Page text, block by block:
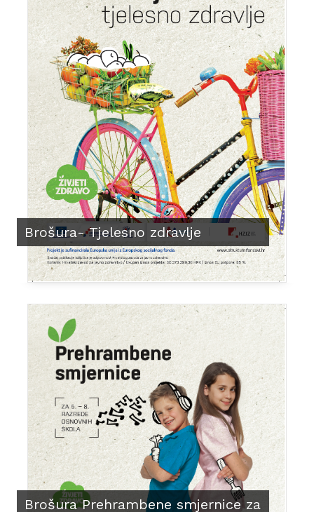
Brošura- Tjelesno zdravlje
Brošura Prehrambene smjernice za